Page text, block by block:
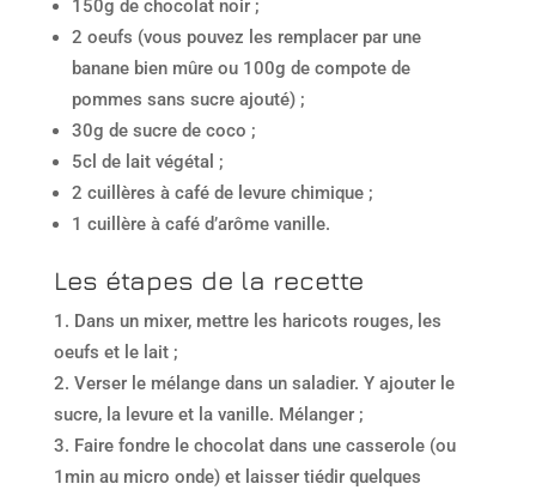
150g de chocolat noir ;
2 oeufs (vous pouvez les remplacer par une
banane bien mûre ou 100g de compote de
pommes sans sucre ajouté) ;
30g de sucre de coco ;
5cl de lait végétal ;
2 cuillères à café de levure chimique ;
1 cuillère à café d’arôme vanille.
Les étapes de la recette
Dans un mixer, mettre les haricots rouges, les
oeufs et le lait ;
Verser le mélange dans un saladier. Y ajouter le
sucre, la levure et la vanille. Mélanger ;
Faire fondre le chocolat dans une casserole (ou
1min au micro onde) et laisser tiédir quelques